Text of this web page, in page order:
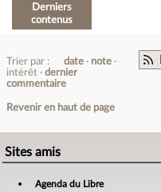
Derniers
contenus
Trier par : date
note
intérêt
dernier
commentaire
Revenir en haut de page
Sites amis
Agenda du Libre